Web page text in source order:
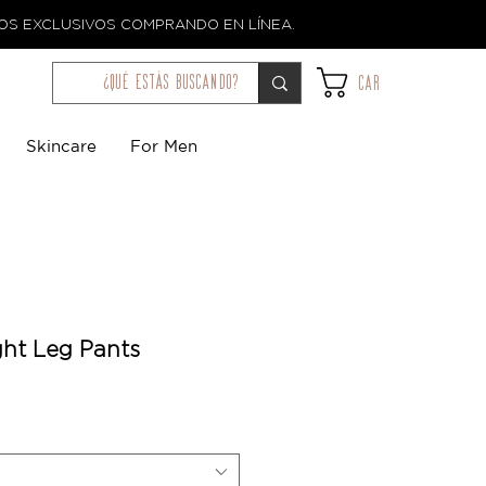
EXCLUSIVOS COMPRANDO EN LÍNEA.
¿qué estás buscando? Car
Skincare For Men
Leg Pants